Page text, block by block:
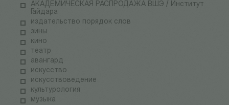
АКАДЕМИЧЕСКАЯ РАСПРОДАЖА ВШЭ / Институт
Гайдара
издательство порядок слов
зины
кино
театр
авангард
искусство
искусствоведение
культурология
музыка